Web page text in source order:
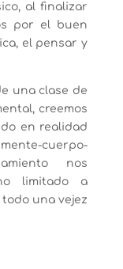
al finalizar
por el buen
el pensar y
una clase de
creemos
en realidad
cuerpo-
nos
limitado a
una vejez